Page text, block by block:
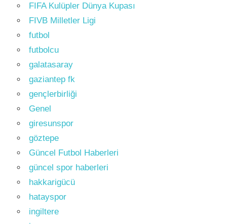
FIFA Kulüpler Dünya Kupası
FIVB Milletler Ligi
futbol
futbolcu
galatasaray
gaziantep fk
gençlerbirliği
Genel
giresunspor
göztepe
Güncel Futbol Haberleri
güncel spor haberleri
hakkarigücü
hatayspor
ingiltere